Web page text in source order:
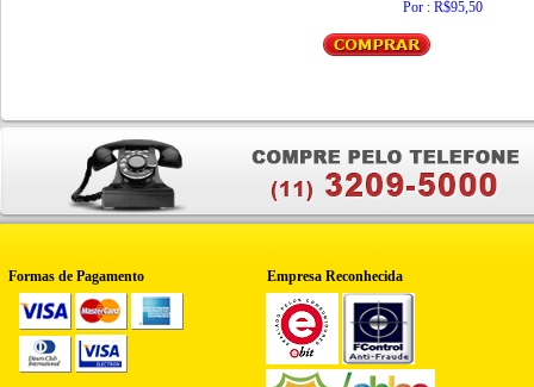
Por : R$95,50
Formas de Pagamento Empresa Reconhecida